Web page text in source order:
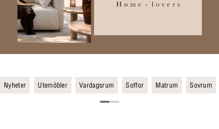
Nyheter Utemöbler Vardagsrum Soffor Matrum Sovrum